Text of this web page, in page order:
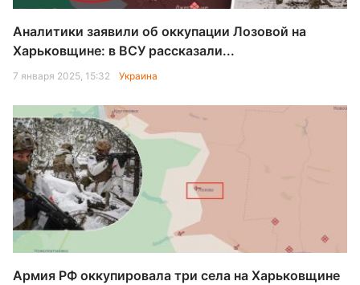
Аналитики заявили об оккупации Лозовой на
Харьковщине: в ВСУ рассказали...
7 января 2025, 15:32 Украина
Армия РФ оккупировала три села на Харьковщине